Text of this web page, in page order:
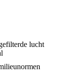
lucht